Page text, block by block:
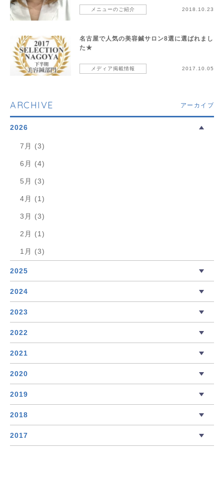
メニューのご紹介 2018.10.23
名古屋で人気の美容鍼サロン8選に選ばれまし
た★
メディア掲載情報 2017.10.05
ARCHIVE アーカイブ
2026
7月 (3)
6月 (4)
5月 (3)
4月 (1)
3月 (3)
2月 (1)
1月 (3)
2025
2024
2023
2022
2021
2020
2019
2018
2017